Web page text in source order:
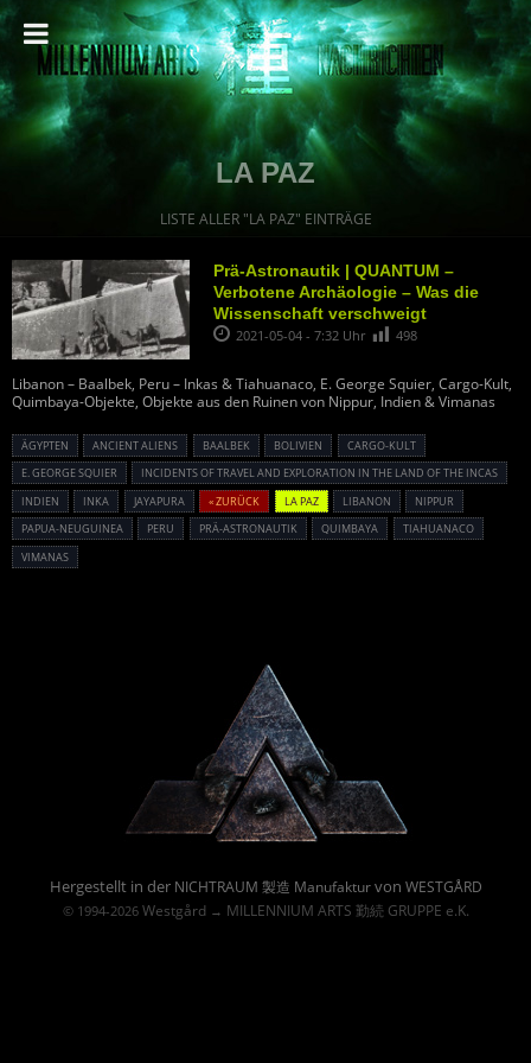
LA PAZ
LISTE ALLER "LA PAZ" EINTRÄGE
Prä-Astronautik | QUANTUM –
Verbotene Archäologie – Was die
Wissenschaft verschweigt
2021-05-04 - 7:32 Uhr 498
Libanon – Baalbek, Peru – Inkas & Tiahuanaco, E. George Squier, Cargo-Kult,
Quimbaya-Objekte, Objekte aus den Ruinen von Nippur, Indien & Vimanas
ÄGYPTEN ANCIENT ALIENS BAALBEK BOLIVIEN
CARGO-KULT
E. GEORGE SQUIER
INCIDENTS OF TRAVEL AND EXPLORATION IN THE LAND OF THE INCAS
INDIEN
INKA JAYAPURA « ZURÜCK LA PAZ LIBANON
NIPPUR
PAPUA-NEUGUINEA
PERU PRÄ-ASTRONAUTIK QUIMBAYA
TIAHUANACO
VIMANAS
Hergestellt in der NICHTRAUM 製造 Manufakturvon WESTGÅRD
© 1994-2026 Westgård→ MILLENNIUM ARTS 勤続 GRUPPE e.K.
Powered By :